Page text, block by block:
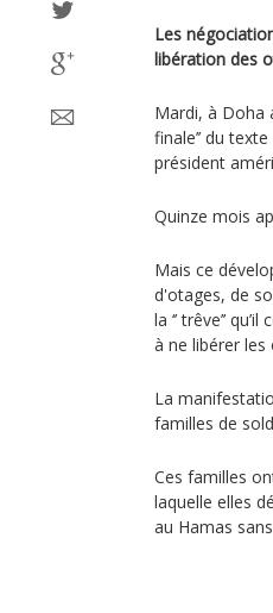
Les
libération des
Mardi, à Doha
finale’’ du
président
Quinze mois
Mais ce
d'otages, de
la ‘’ trêve’’
à ne libérer les
La
familles de
Ces familles
laquelle elles
au Hamas